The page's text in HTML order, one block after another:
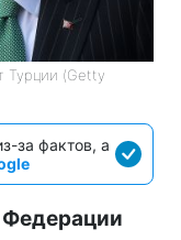
Турции (Getty
за фактов, а